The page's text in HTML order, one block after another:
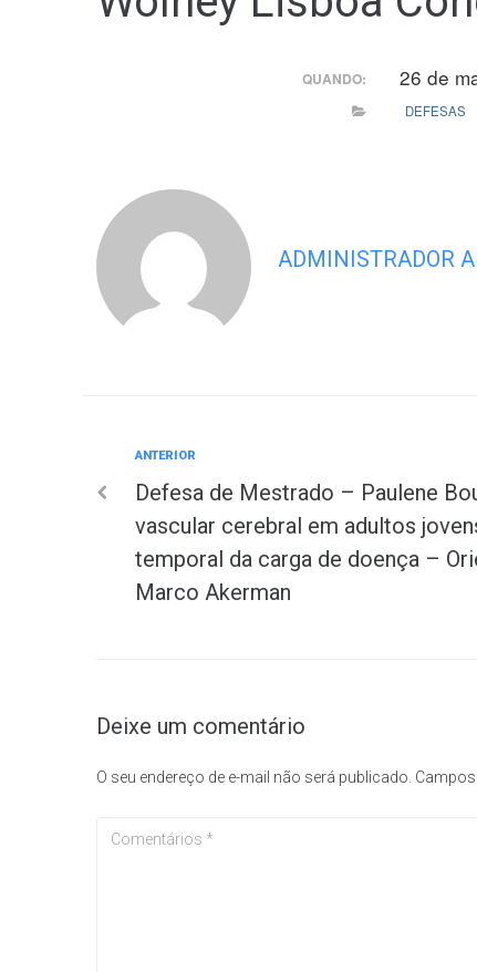
QUANDO: 26 de
DEFESAS
ADMINISTRADOR
Navegação
de
Post
Anterior
ANTERIOR
Defesa de Mestrado – Paulene
vascular cerebral em adultos
temporal da carga de doença –
Marco Akerman
Deixe um comentário
O seu endereço de e-mail não será publicado.